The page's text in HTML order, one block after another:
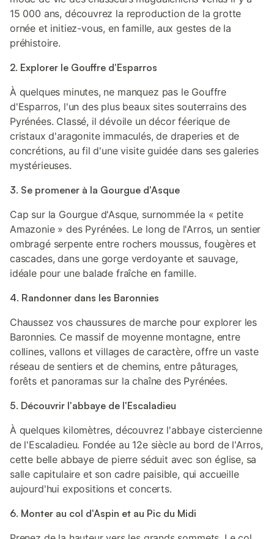
15 000 ans, découvrez la reproduction de la grotte
ornée et initiez-vous, en famille, aux gestes de la
préhistoire.
2. Explorer le Gouffre d'Esparros
À quelques minutes, ne manquez pas le Gouffre
d'Esparros, l'un des plus beaux sites souterrains des
Pyrénées. Classé, il dévoile un décor féerique de
cristaux d'aragonite immaculés, de draperies et de
concrétions, au fil d'une visite guidée dans ses galeries
mystérieuses.
3. Se promener à la Gourgue d'Asque
Cap sur la Gourgue d'Asque, surnommée la « petite
Amazonie » des Pyrénées. Le long de l'Arros, un sentier
ombragé serpente entre rochers moussus, fougères et
cascades, dans une gorge verdoyante et sauvage,
idéale pour une balade fraîche en famille.
4. Randonner dans les Baronnies
Chaussez vos chaussures de marche pour explorer les
Baronnies. Ce massif de moyenne montagne, entre
collines, vallons et villages de caractère, offre un vaste
réseau de sentiers et de chemins, entre pâturages,
forêts et panoramas sur la chaîne des Pyrénées.
5. Découvrir l'abbaye de l'Escaladieu
À quelques kilomètres, découvrez l'abbaye cistercienne
de l'Escaladieu. Fondée au 12e siècle au bord de l'Arros,
cette belle abbaye de pierre séduit avec son église, sa
salle capitulaire et son cadre paisible, qui accueille
aujourd'hui expositions et concerts.
6. Monter au col d'Aspin et au Pic du Midi